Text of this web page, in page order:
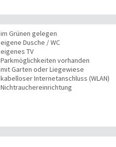
im Grünen gelegen
eigene Dusche / WC
eigenes TV
Parkmöglichkeiten vorhanden
mit Garten oder Liegewiese
kabelloser Internetanschluss (WLAN)
Nichtrauchereinrichtung